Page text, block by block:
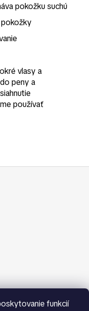
funkcií
pokožku suchú
vlasy a
peny a
používať